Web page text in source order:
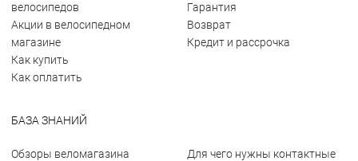
велосипедов
Акции в велосипедном
магазине
Как купить
Как оплатить
Гарантия
Возврат
Кредит и рассрочка
БАЗА ЗНАНИЙ
Обзоры веломагазина
Для чего нужны контактные